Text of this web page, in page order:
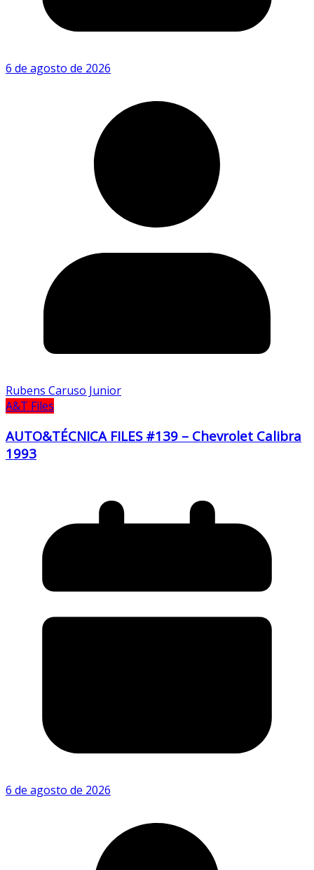
6 de agosto de 2026
Rubens Caruso Junior
A&T Files
AUTO&TÉCNICA FILES #139 – Chevrolet Calibra
1993
6 de agosto de 2026